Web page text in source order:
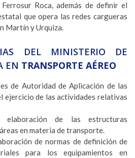
Roca, además de definir el
que opera las redes cargueras
Martín y Urquiza.
DEL MINISTERIO DE
EN TRANSPORTE AÉREO
de Autoridad de Aplicación de las
ejercicio de las actividades relativas
de las estructuras
en materia de transporte.
de normas de definición de
para los equipamientos en